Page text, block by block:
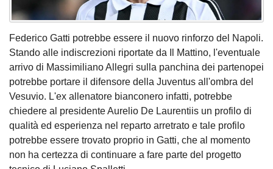
Federico Gatti potrebbe essere il nuovo rinforzo del Napoli.
Stando alle indiscrezioni riportate da Il Mattino, l'eventuale
arrivo di Massimiliano Allegri sulla panchina dei partenopei
potrebbe portare il difensore della Juventus all'ombra del
Vesuvio. L'ex allenatore bianconero infatti, potrebbe
chiedere al presidente Aurelio De Laurentiis un profilo di
qualità ed esperienza nel reparto arretrato e tale profilo
potrebbe essere trovato proprio in Gatti, che al momento
non ha certezza di continuare a fare parte del progetto